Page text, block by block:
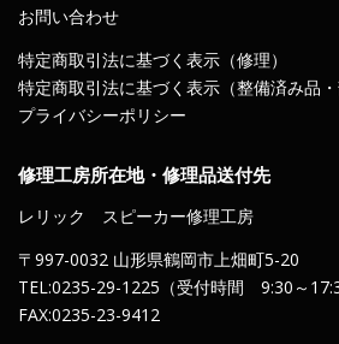
お問い合わせ
特定商取引法に基づく表示（修理）
特定商取引法に基づく表示（整備済み品・
プライバシーポリシー
修理工房所在地・修理品送付先
レリック スピーカー修理工房
〒997-0032 山形県鶴岡市上畑町5-20
TEL:0235-29-1225（受付時間 9:30～
FAX:0235-23-9412